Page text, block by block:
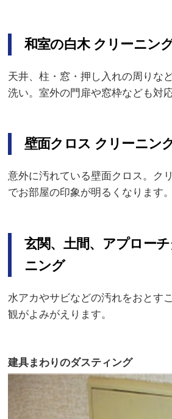
和室の白木 クリーニン
天井、柱・窓・押し入れの周りな
洗い。室外の門扉や窓枠なども対
壁面クロス クリーニン
意外に汚れている壁面クロス。ク
でお部屋の印象が明るくなります。
玄関、土間、アプロー
ニング
水アカやサビなどの汚れをおとす
観がよみがえります。
建具まわりのダスティング